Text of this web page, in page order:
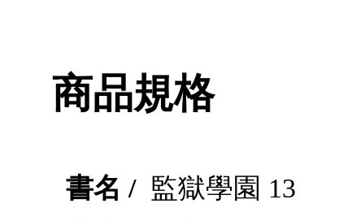
商品規格
書名 / 監獄學園 13